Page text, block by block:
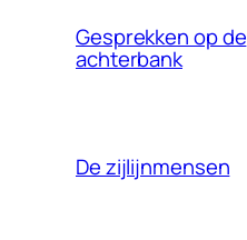
Gesprekken op de
achterbank
De zijlijnmensen